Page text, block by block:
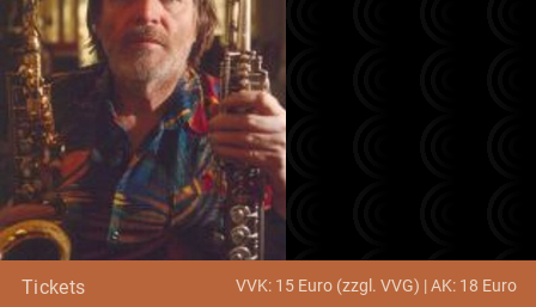
Tickets VVK: 15 Euro (zzgl. VVG) | AK: 18 Euro